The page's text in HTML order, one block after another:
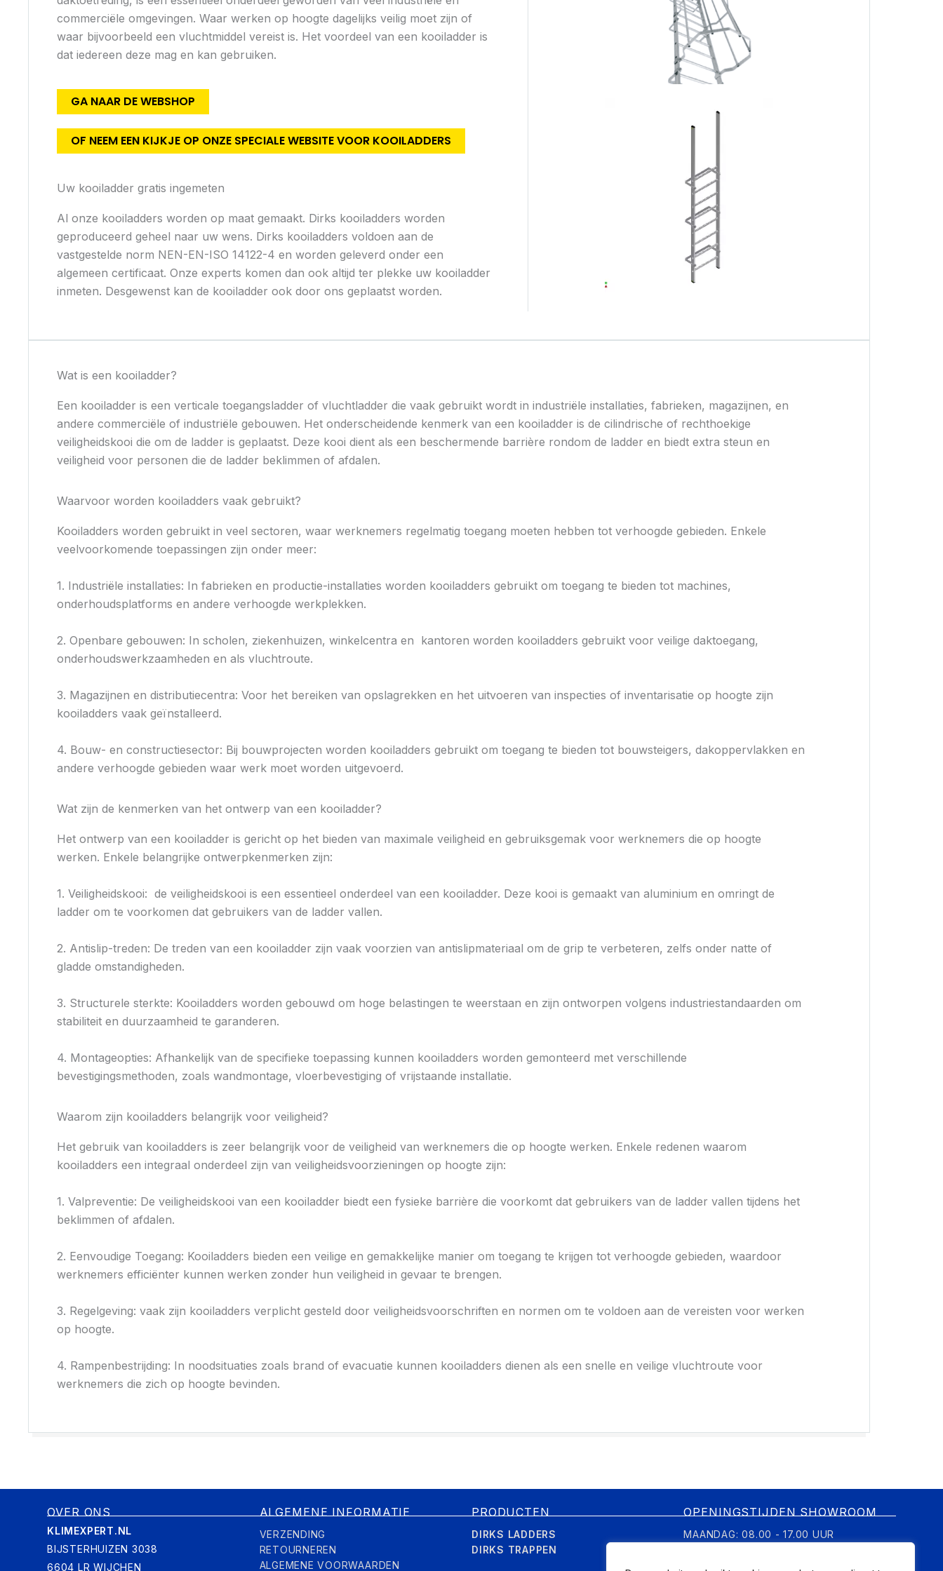
commerciële omgevingen. Waar werken op hoogte dagelijks veilig moet zijn of
waar bijvoorbeeld een vluchtmiddel vereist is. Het voordeel van een kooiladder is
dat iedereen deze mag en kan gebruiken.
GA NAAR DE WEBSHOP
OF NEEM EEN KIJKJE OP ONZE SPECIALE WEBSITE VOOR KOOILADDERS
Uw kooiladder gratis ingemeten
Al onze kooiladders worden op maat gemaakt. Dirks kooiladders worden
geproduceerd geheel naar uw wens. Dirks kooiladders voldoen aan de
vastgestelde norm NEN-EN-ISO 14122-4 en worden geleverd onder een
algemeen certificaat. Onze experts komen dan ook altijd ter plekke uw kooiladder
inmeten. Desgewenst kan de kooiladder ook door ons geplaatst worden.
Wat is een kooiladder?
Een kooiladder is een verticale toegangsladder of vluchtladder die vaak gebruikt wordt in industriële installaties, fabrieken, magazijnen, en
andere commerciële of industriële gebouwen. Het onderscheidende kenmerk van een kooiladder is de cilindrische of rechthoekige
veiligheidskooi die om de ladder is geplaatst. Deze kooi dient als een beschermende barrière rondom de ladder en biedt extra steun en
veiligheid voor personen die de ladder beklimmen of afdalen.
Waarvoor worden kooiladders vaak gebruikt?
Kooiladders worden gebruikt in veel sectoren, waar werknemers regelmatig toegang moeten hebben tot verhoogde gebieden. Enkele
veelvoorkomende toepassingen zijn onder meer:
1. Industriële installaties: In fabrieken en productie-installaties worden kooiladders gebruikt om toegang te bieden tot machines,
onderhoudsplatforms en andere verhoogde werkplekken.
2. Openbare gebouwen: In scholen, ziekenhuizen, winkelcentra en kantoren worden kooiladders gebruikt voor veilige daktoegang,
onderhoudswerkzaamheden en als vluchtroute.
3. Magazijnen en distributiecentra: Voor het bereiken van opslagrekken en het uitvoeren van inspecties of inventarisatie op hoogte zijn
kooiladders vaak geïnstalleerd.
4. Bouw- en constructiesector: Bij bouwprojecten worden kooiladders gebruikt om toegang te bieden tot bouwsteigers, dakoppervlakken en
andere verhoogde gebieden waar werk moet worden uitgevoerd.
Wat zijn de kenmerken van het ontwerp van een kooiladder?
Het ontwerp van een kooiladder is gericht op het bieden van maximale veiligheid en gebruiksgemak voor werknemers die op hoogte
werken. Enkele belangrijke ontwerpkenmerken zijn:
1. Veiligheidskooi: de veiligheidskooi is een essentieel onderdeel van een kooiladder. Deze kooi is gemaakt van aluminium en omringt de
ladder om te voorkomen dat gebruikers van de ladder vallen.
2. Antislip-treden: De treden van een kooiladder zijn vaak voorzien van antislipmateriaal om de grip te verbeteren, zelfs onder natte of
gladde omstandigheden.
3. Structurele sterkte: Kooiladders worden gebouwd om hoge belastingen te weerstaan en zijn ontworpen volgens industriestandaarden om
stabiliteit en duurzaamheid te garanderen.
4. Montageopties: Afhankelijk van de specifieke toepassing kunnen kooiladders worden gemonteerd met verschillende
bevestigingsmethoden, zoals wandmontage, vloerbevestiging of vrijstaande installatie.
Waarom zijn kooiladders belangrijk voor veiligheid?
Het gebruik van kooiladders is zeer belangrijk voor de veiligheid van werknemers die op hoogte werken. Enkele redenen waarom
kooiladders een integraal onderdeel zijn van veiligheidsvoorzieningen op hoogte zijn:
1. Valpreventie: De veiligheidskooi van een kooiladder biedt een fysieke barrière die voorkomt dat gebruikers van de ladder vallen tijdens het
beklimmen of afdalen.
2. Eenvoudige Toegang: Kooiladders bieden een veilige en gemakkelijke manier om toegang te krijgen tot verhoogde gebieden, waardoor
werknemers efficiënter kunnen werken zonder hun veiligheid in gevaar te brengen.
3. Regelgeving: vaak zijn kooiladders verplicht gesteld door veiligheidsvoorschriften en normen om te voldoen aan de vereisten voor werken
op hoogte.
4. Rampenbestrijding: In noodsituaties zoals brand of evacuatie kunnen kooiladders dienen als een snelle en veilige vluchtroute voor
werknemers die zich op hoogte bevinden.
OVER ONS
KLIMEXPERT.NL
BIJSTERHUIZEN 3038
6604 LR WIJCHEN
ALGEMENE INFORMATIE
VERZENDING
RETOURNEREN
ALGEMENE VOORWAARDEN
PRODUCTEN
DIRKS LADDERS
DIRKS TRAPPEN
OPENINGSTIJDEN SHOWROOM
MAANDAG: 08.00 - 17.00 UUR